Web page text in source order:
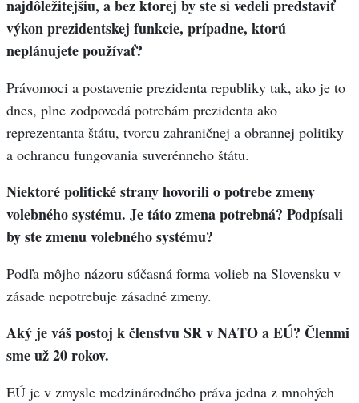
najdôležitejšiu, a bez ktorej by ste si vedeli predstaviť
výkon prezidentskej funkcie, prípadne, ktorú
neplánujete používať?
Právomoci a postavenie prezidenta republiky tak, ako je to
dnes, plne zodpovedá potrebám prezidenta ako
reprezentanta štátu, tvorcu zahraničnej a obrannej politiky
a ochrancu fungovania suverénneho štátu.
Niektoré politické strany hovorili o potrebe zmeny
volebného systému. Je táto zmena potrebná? Podpísali
by ste zmenu volebného systému?
Podľa môjho názoru súčasná forma volieb na Slovensku v
zásade nepotrebuje zásadné zmeny.
Aký je váš postoj k členstvu SR v NATO a EÚ? Členmi
sme už 20 rokov.
EÚ je v zmysle medzinárodného práva jedna z mnohých